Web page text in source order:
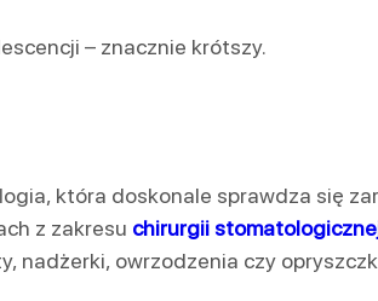
– znacznie krótszy.
która doskonale sprawdza się
z zakresu chirurgii
nadżerki, owrzodzenia czy